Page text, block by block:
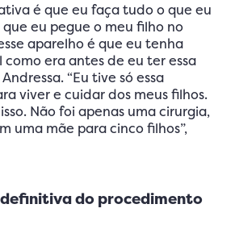
é que eu faça tudo o que eu
eu pegue o meu filho no
aparelho é que eu tenha
era antes de eu ter essa
“Eu tive só essa
viver e cuidar dos meus filhos.
Não foi apenas uma cirurgia,
uma mãe para cinco filhos”,
do procedimento